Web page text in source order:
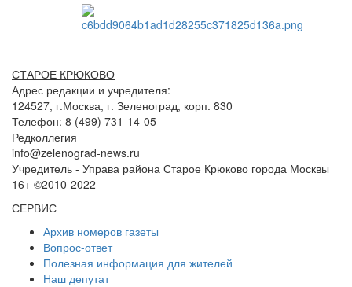
СТАРОЕ КРЮКОВО
Адрес редакции и учредителя:
124527, г.Москва, г. Зеленоград, корп. 830
Телефон: 8 (499) 731-14-05
Редколлегия
info@zelenograd-news.ru
Учредитель - Управа района Старое Крюково города Москвы
16+ ©2010-2022
СЕРВИС
Архив номеров газеты
Вопрос-ответ
Полезная информация для жителей
Наш депутат